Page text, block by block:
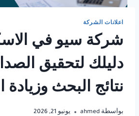
اعلانات الشركة
شركة سيو في
دليلك لتحقيق
نتائج البحث وزيادة
بواسطة ahmed يونيو 21, 2026